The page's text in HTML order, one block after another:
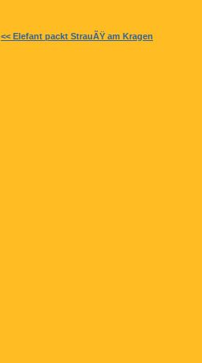
<< Elefant packt StrauÃŸ am Kragen